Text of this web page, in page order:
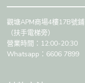
觀塘APM商場4樓17B號鋪
（扶手電梯旁）
營業時間：12:00-20:30
Whatsapp：6606 7899